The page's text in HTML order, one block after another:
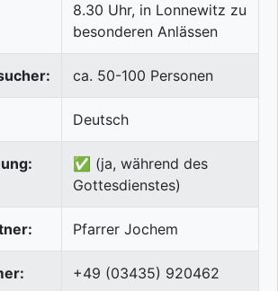
8.30 Uhr, in Lonnewitz zu
besonderen Anlässen
ca. 50-100 Personen
Deutsch
✅ (ja, während des
Gottesdienstes)
Pfarrer Jochem
+49 (03435) 920462